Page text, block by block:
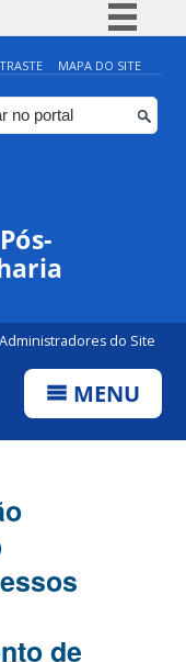
Simplifique!
Comunica BR
Participe
Canais
MAPA DO SITE
Administradores do Site
MENU
de